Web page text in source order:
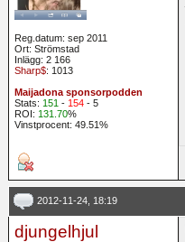
Reg.datum: sep 2011
Ort: Strömstad
Inlägg: 2 166
Sharp$: 1013
Maijadona sponsorpodden
Stats: 151 - 154 - 5
ROI: 131.70%
Vinstprocent: 49.51%
2012-11-24, 18:19
djungelhjul